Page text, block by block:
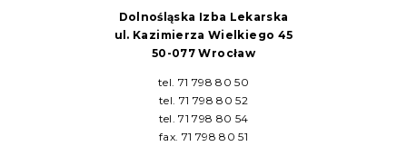
Dolnośląska Izba Lekarska
ul. Kazimierza Wielkiego 45
50-077 Wrocław
tel. 71 798 80 50
tel. 71 798 80 52
tel. 71 798 80 54
fax. 71 798 80 51